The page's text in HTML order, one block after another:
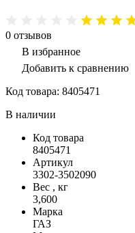
0 отзывов
В избранное
Добавить к сравнению
Код товара: 8405471
В наличии
Код товара
8405471
Артикул
3302-3502090
Вес , кг
3,600
Марка
ГАЗ